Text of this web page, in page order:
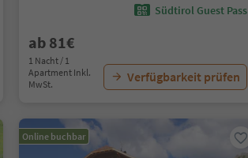
Südtirol Guest Pass
ab 81€
1 Nacht / 1
Apartment Inkl.
MwSt.
Verfügbarkeit prüfen
Online buchbar